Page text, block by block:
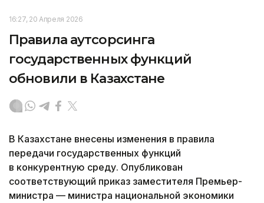
16:27, 20 Апреля 2026
Правила аутсорсинга
государственных функций
обновили в Казахстане
В Казахстане внесены изменения в правила
передачи государственных функций
в конкурентную среду. Опубликован
соответствующий приказ заместителя Премьер-
министра — министра национальной экономики